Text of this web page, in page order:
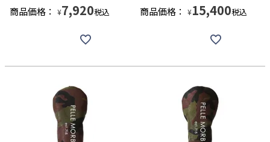
商品価格： ¥7,920税込 商品価格： ¥15,400税込